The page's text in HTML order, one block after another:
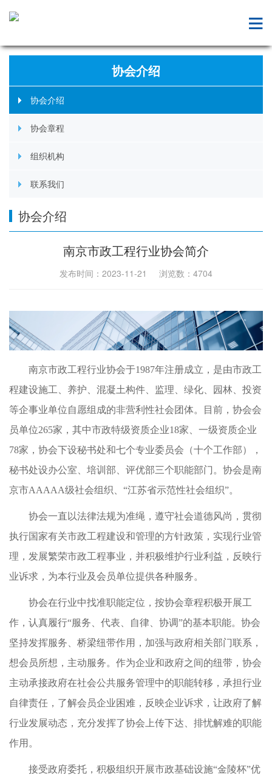
协会介绍
协会介绍
协会章程
组织机构
联系我们
协会介绍
南京市政工程行业协会简介
发布时间：2023-11-21 浏览数： 4704
南京市政工程行业协会于1987年注册成立，是由市政工
程建设施工、养护、混凝土构件、监理、绿化、园林、投资
等企事业单位自愿组成的非营利性社会团体。目前，协会会
员单位265家，其中市政特级资质企业18家、一级资质企业
78家，协会下设秘书处和七个专业委员会（十个工作部），
秘书处设办公室、培训部、评优部三个职能部门。协会是南
京市AAAAA级社会组织、“江苏省示范性社会组织”。
协会一直以法律法规为准绳，遵守社会道德风尚，贯彻
执行国家有关市政工程建设和管理的方针政策，实现行业管
理，发展繁荣市政工程事业，并积极维护行业利益，反映行
业诉求，为本行业及会员单位提供各种服务。
协会在行业中找准职能定位，按协会章程积极开展工
作，认真履行“服务、代表、自律、协调”的基本职能。协会
坚持发挥服务、桥梁纽带作用，加强与政府相关部门联系，
想会员所想，主动服务。作为企业和政府之间的纽带，协会
主动承接政府在社会公共服务管理中的职能转移，承担行业
自律责任，了解会员企业困难，反映企业诉求，让政府了解
行业发展动态，充分发挥了协会上传下达、排忧解难的职能
作用。
接受政府委托，积极组织开展市政基础设施“金陵杯”优